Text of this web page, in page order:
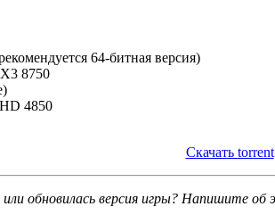
64-битная версия)
8750
4850
Скачать torrent
обновилась версия игры? Напишите